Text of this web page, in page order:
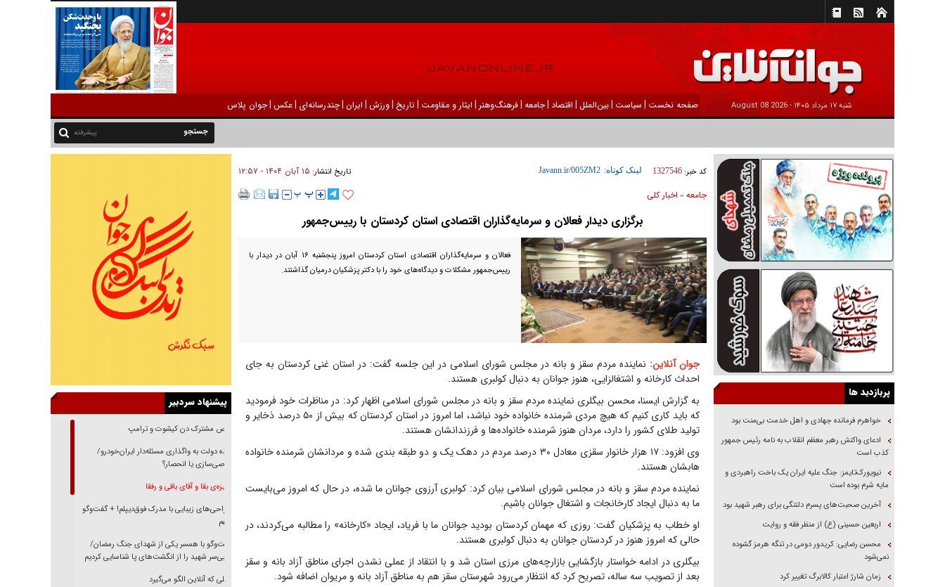
شنبه ۱۷ مرداد ۱۴۰۵ - 2026 August 08 صفحه نخست | سیاست |بين‌الملل | اقتصاد |جامعه |فرهنگ‌و‌هنر | ایثار و مقاومت |تاریخ |ورزش | ايران |چندرسانه‌ای |عکس |جوان پلاس
پیشرفته
کد خبر: 1327546 لینک کوتاه: تاریخ انتشار: ۱۵ آبان ۱۴۰۴ - ۱۲:۵۷
جامعه» اخبار كلی
برگزاری دیدار فعالان و سرمایه‌گذاران اقتصادی استان کردستان با رییس‌جمهور
فعالان و سرمایه‌گذاران اقتصادی استان کردستان امروز پنجشنبه ۱۶ آبان در دیدار با
رییس‌جمهور مشکلات و دیدگاه‌های خود را با دکتر پزشکیان درمیان گذاشتند.
جوان آنلاین: نماینده مردم سقز و بانه در مجلس شورای اسلامی در این جلسه گفت: در استان غنی کردستان به جای
احداث کارخانه و اشتغالزایی، هنوز جوانان به دنبال کولبری هستند.
به گزارش ایسنا، محسن بیگلری نماینده مردم سقز و بانه در مجلس شورای اسلامی اظهار کرد: در مناظرات خود فرمودید
که باید کاری کنیم که هیچ مردی شرمنده خانواده خود نباشد، اما امروز در استان کردستان که بیش از ۵۰ درصد ذخایر و
تولید طلای کشور را دارد، مردان هنوز شرمنده خانواده‌ها و فرزندانشان هستند.
وی افزود: ۱۷ هزار خانوار سقزی معادل ۳۰ درصد مردم در دهک یک و دو طبقه بندی شده و مردانشان شرمنده خانواده
هابشان هستند.
نماینده مردم سقز و بانه در مجلس شورای اسلامی بیان کرد: کولبری آرزوی جوانان ما شده، در حال که امروز می‌بایست
ما به دنبال ایجاد کارخانجات و اشتغال جوانان باشیم.
او خطاب به پزشکیان گفت: روزی که مهمان کردستان بودید جوانان ما با فریاد، ایجاد «کارخانه» را مطالبه می‌کردند، در
حالی که امروز هنوز در کردستان جوانان به دنبال کولبری هستند.
بیگلری در ادامه خواستار بازگشایی بازارچه‌های مرزی استان شد و با انتقاد از عملی نشدن اجرای مناطق آزاد بانه و سقز
بعد از تصویب سه ساله، تصریح کرد که انتظار می‌رود شهرستان سقز هم به مناطق آزاد بانه و مریوان اضافه شود.
پربازدید ها
خواهرم فرمانده جهادی و اهل خدمت بی‌منت بود
ادعای واکنش رهبر معظم انقلاب به نامه رئیس جمهور
کذب است
نیویورک‌تایمز: جنگ علیه ایران یک باخت راهبردی و
مایه شرم بوده است
آخرین صحبت‌های پسرم دلتنگی برای رهبر شهید بود
اربعین حسینی (ع) از منظر فقه و روایت
محسن رضایی: کریدور دومی در تنگه هرمز گشوده
نمی‌شود
زمان شارژ اعتبار کالابرگ تغییر کرد
پیشنهاد سردبیر
رقص مشترک دن کیشوت و ترامپ
دنده دولت به واگذاری مسئله‌دار ایران‌خودرو/
خصوصی‌سازی یا انحصار؟
غریزه‌ی بقا و آقای باقی و رفقا
جراحی‌های زیبایی با مدرک فوق‌دیپلم! + گفت‌وگو
با متهم
گفت‌وگو با همسر یکی از شهدای جنگ رمضان/
پیکر بی‌سر شهید را از انگشت‌های پا شناسایی کردیم
نسلی که آنلاین الگو می‌گیرد